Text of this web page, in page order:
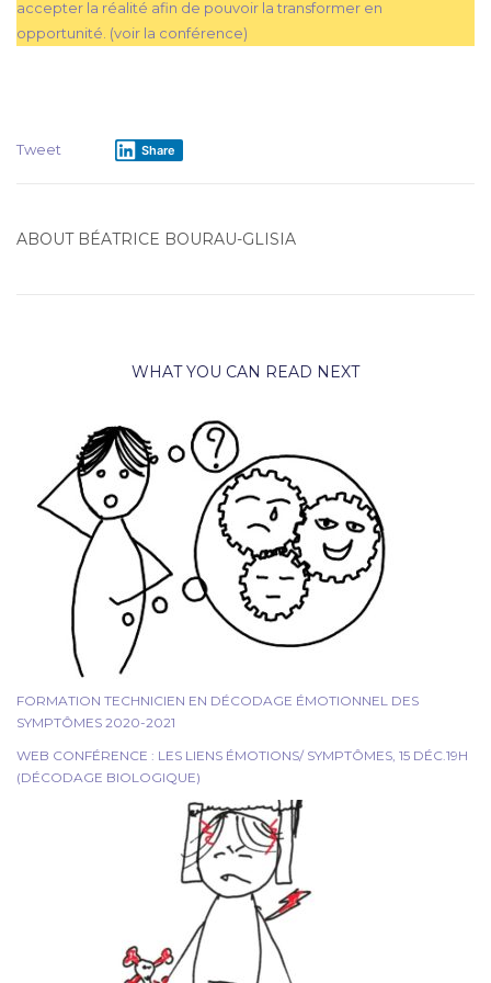
accepter la réalité afin de pouvoir la transformer en
opportunité. (voir la conférence)
Tweet Share
ABOUT BÉATRICE BOURAU-GLISIA
WHAT YOU CAN READ NEXT
FORMATION TECHNICIEN EN DÉCODAGE ÉMOTIONNEL DES
SYMPTÔMES 2020-2021
WEB CONFÉRENCE : LES LIENS ÉMOTIONS/ SYMPTÔMES, 15 DÉC.19H
(DÉCODAGE BIOLOGIQUE)